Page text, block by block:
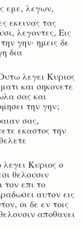
εμε, λεγων,
εκεινας τας
λεγοντες, Εις
γην· ημεις δε
δια
λεγει Κυριος
και σηκονετε
σας και
την γην;
σας,
εκαστος την
Κυριος ο
θελουσιν
τον επι το
αυτον εις
οι δε εν τοις
αποθανει